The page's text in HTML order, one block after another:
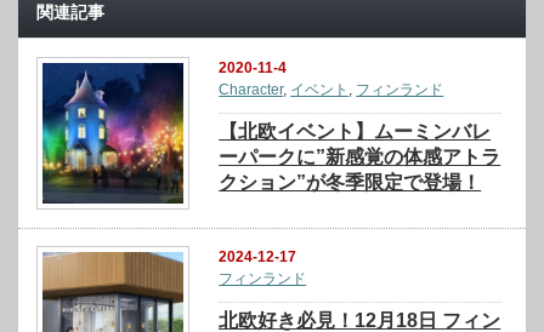
関連記事
2020-11-4
Character, イベント フィンランド
【北欧イベント】ムーミンバレ
ーパークに”新感覚の体感アトラ
クション”が冬季限定で登場！
2024-12-17
フィンランド
北欧好き必見！12月18日 フィン